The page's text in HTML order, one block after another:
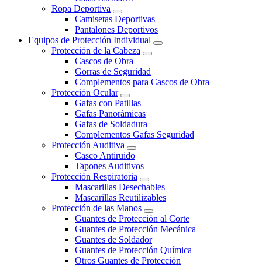
Ropa Deportiva
Camisetas Deportivas
Pantalones Deportivos
Equipos de Protección Individual
Protección de la Cabeza
Cascos de Obra
Gorras de Seguridad
Complementos para Cascos de Obra
Protección Ocular
Gafas con Patillas
Gafas Panorámicas
Gafas de Soldadura
Complementos Gafas Seguridad
Protección Auditiva
Casco Antiruido
Tapones Auditivos
Protección Respiratoria
Mascarillas Desechables
Mascarillas Reutilizables
Protección de las Manos
Guantes de Protección al Corte
Guantes de Protección Mecánica
Guantes de Soldador
Guantes de Protección Química
Otros Guantes de Protección